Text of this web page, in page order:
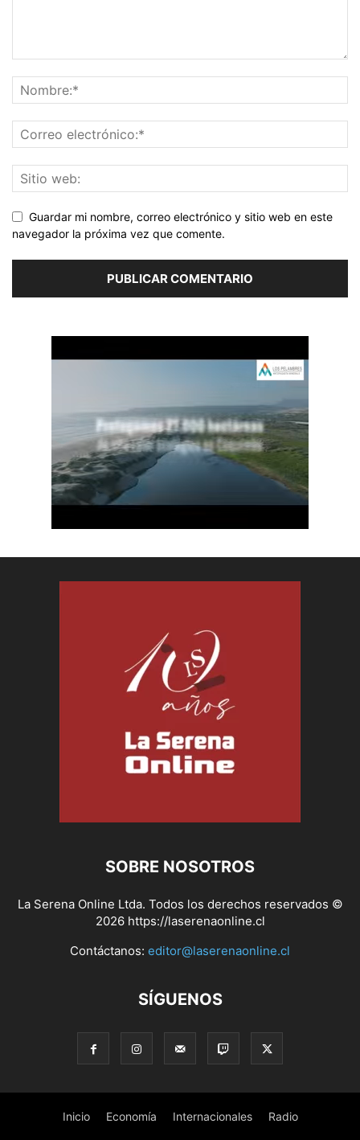
Guardar mi nombre, correo electrónico y sitio web en este
navegador la próxima vez que comente.
SOBRE NOSOTROS
La Serena Online Ltda. Todos los derechos reservados ©
2026 https://laserenaonline.cl
Contáctanos: editor@laserenaonline.cl
SÍGUENOS
Inicio Economía Internacionales Radio